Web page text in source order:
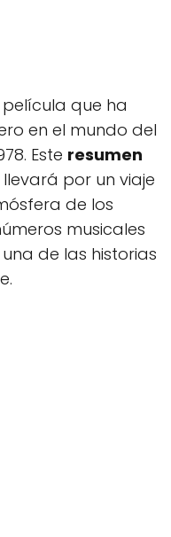
película que ha
en el mundo del
Este resumen
por un viaje
de los
musicales
de las historias